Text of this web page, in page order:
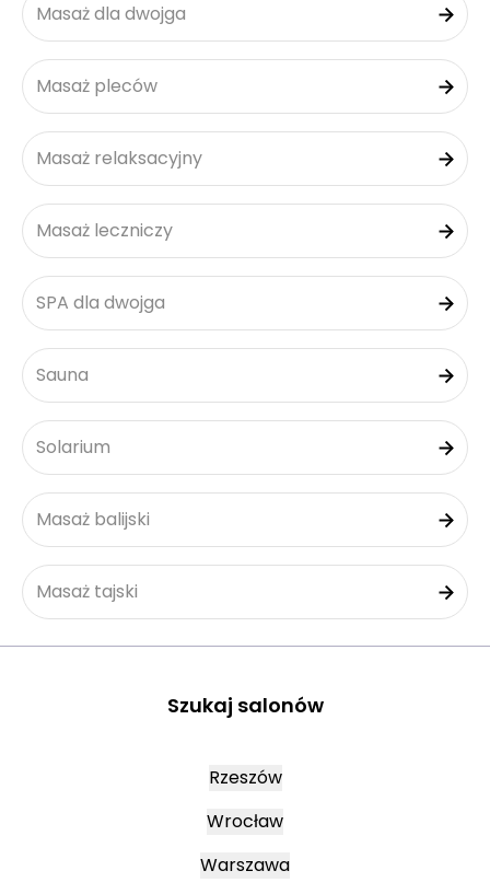
Masaż dla dwojga
Masaż pleców
Masaż relaksacyjny
Masaż leczniczy
SPA dla dwojga
Sauna
Solarium
Masaż balijski
Masaż tajski
Szukaj salonów
Rzeszów
Wrocław
Warszawa